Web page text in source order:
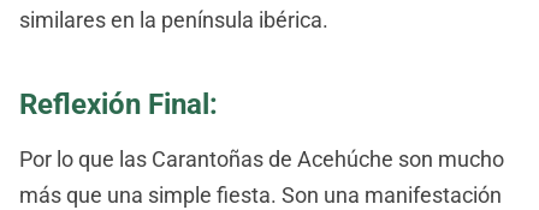
similares en la península ibérica.
Reflexión Final:
Por lo que las Carantoñas de Acehúche son mucho
más que una simple fiesta. Son una manifestación